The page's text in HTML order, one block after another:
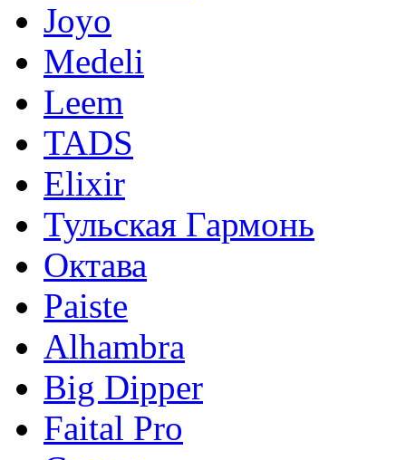
Joyo
Medeli
Leem
TADS
Elixir
Тульская Гармонь
Октава
Paiste
Alhambra
Big Dipper
Faital Pro